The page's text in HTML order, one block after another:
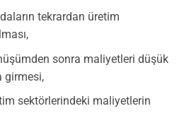
tekrardan üretim
sonra maliyetleri düşük
girmesi,
sektörlerindeki maliyetlerin